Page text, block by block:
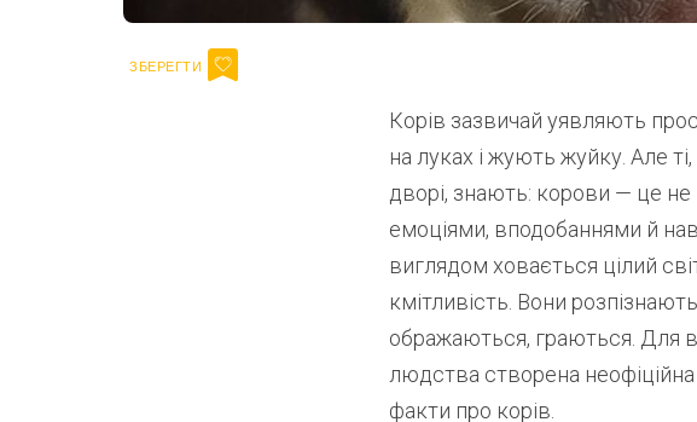
Корів зазвичай уявляють
на луках і жують жуйку. Але
дворі, знають: корови — це не
емоціями, вподобаннями й
виглядом ховається цілий
кмітливість. Вони
ображаються, граються. Для
людства створена неофіційна
факти про корів.